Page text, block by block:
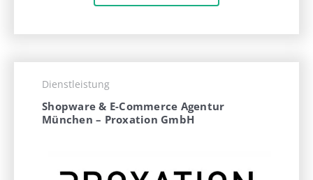
Dienstleistung
Shopware & E-Commerce Agentur
München – Proxation GmbH